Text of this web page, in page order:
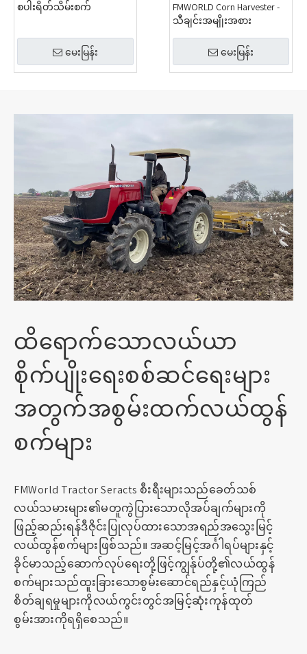
စပါးရိတ်သိမ်းစက်
မေးမြန်း
FMWORLD Corn Harvester -
သီချင်းအမျိုးအစား
မေးမြန်း
ထိရောက်သောလယ်ယာ
စိုက်ပျိုးရေးစစ်ဆင်ရေးများ
အတွက်အစွမ်းထက်လယ်ထွန်
စက်များ
FMWorld Tractor Seracts စီးရီးများသည်ခေတ်သစ်
လယ်သမားများ၏မတူကွဲပြားသောလိုအပ်ချက်များကို
ဖြည့်ဆည်းရန်ဒီဇိုင်းပြုလုပ်ထားသောအရည်အသွေးမြင့်
လယ်ထွန်စက်များဖြစ်သည်။ အဆင့်မြင့်အင်္ဂါရပ်များနှင့်
ခိုင်မာသည့်ဆောက်လုပ်ရေးတို့ဖြင့်ကျွန်ုပ်တို့၏လယ်ထွန်
စက်များသည်ထူးခြားသောစွမ်းဆောင်ရည်နှင့်ယုံကြည်
စိတ်ချရမှုများကိုလယ်ကွင်းတွင်အမြင့်ဆုံးကုန်ထုတ်
စွမ်းအားကိုရရှိစေသည်။